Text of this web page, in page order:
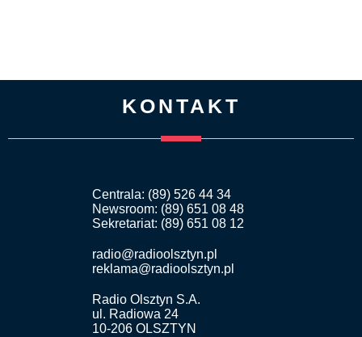
KONTAKT
Centrala: (89) 526 44 34
Newsroom: (89) 651 08 48
Sekretariat: (89) 651 08 12
radio@radioolsztyn.pl
reklama@radioolsztyn.pl
Radio Olsztyn S.A.
ul. Radiowa 24
10-206 OLSZTYN